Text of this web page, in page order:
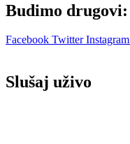
Budimo drugovi:
Facebook Twitter Instagram
Slušaj uživo